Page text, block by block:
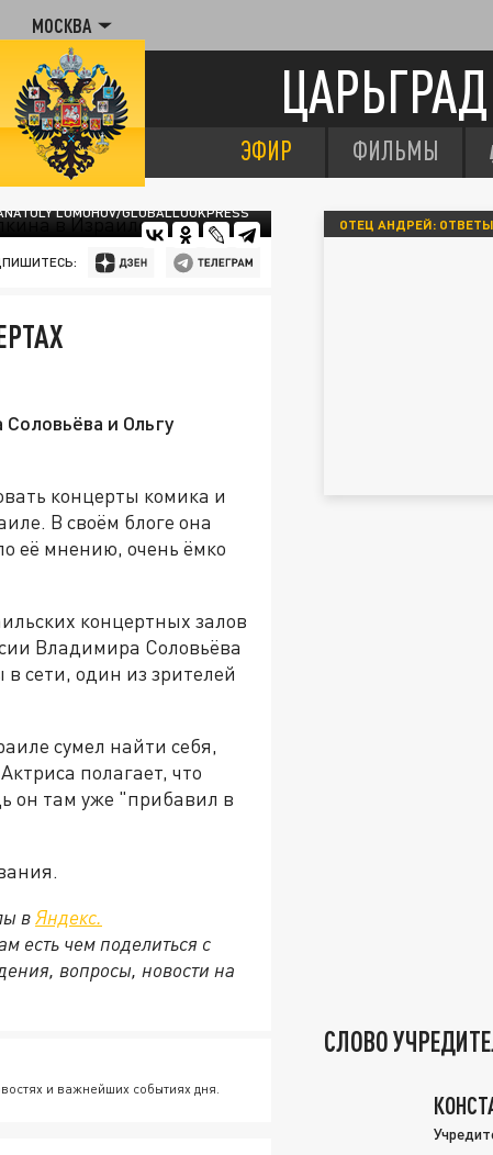
МОСКВА
ЦАРЬГРАД
ЭФИР ФИЛЬМЫ
LOMOHOV/GLOBALLOOKPRESS
и Ольгу
концерты комика и
В своём блоге она
её мнению, очень ёмко
концертных залов
Владимира Соловьёва
сети, один из зрителей
сумел найти себя,
полагает, что
он там уже "прибавил в
вЯндекс.
есть чем поделиться с
вопросы, новости на
и важнейших событиях дня.
ОТЕЦ АНДРЕЙ: ОТВЕТЫ
СЛОВО